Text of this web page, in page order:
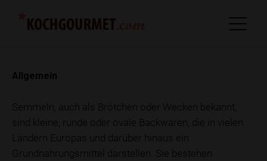
Allgemein
Semmeln, auch als Brötchen oder Wecken bekannt,
sind kleine, runde oder ovale Backwaren, die in vielen
Ländern Europas und darüber hinaus ein
Grundnahrungsmittel darstellen. Sie bestehen